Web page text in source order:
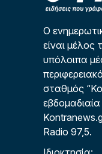
Ο
είναι
υπόλοιπα
σταθμός
Radio 97,5.